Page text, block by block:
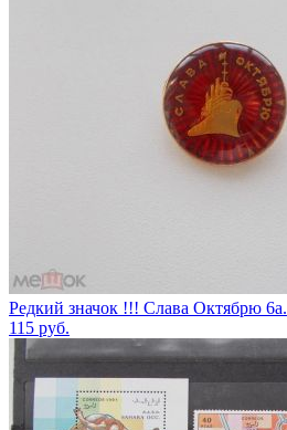
Редкий значок !!! Слава Октябрю 6а.
115 руб.